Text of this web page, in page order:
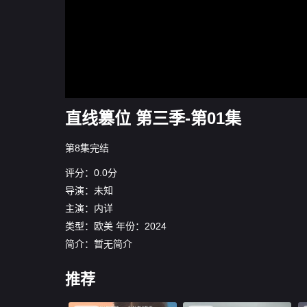
直线篡位 第三季-第01集
第8集完结
评分：0.0分
导演：未知
主演： 内详
类型：
欧美 年份： 2024
简介：暂无简介
推荐